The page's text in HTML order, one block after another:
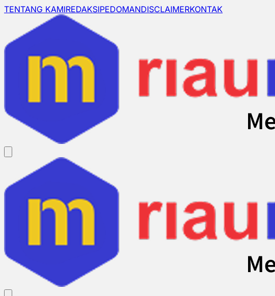
TENTANG KAMIREDAKSIPEDOMANDISCLAIMERKONTAK